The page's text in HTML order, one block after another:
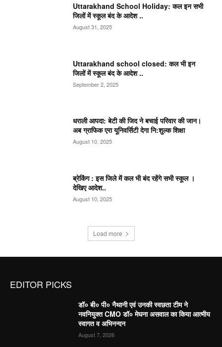
Uttarakhand School Holiday: कल इन सभी
जिलों में स्कूल बंद के आदेश ..
August 31, 2025
Uttarakhand school closed: कल भी इन
जिलों में स्कूल बंद के आदेश ..
September 2, 2025
धराली आपदा: बेटी की जिद ने बचाई परिवार की जान।
अब ग्राफिक एरा यूनिवर्सिटी देगा नि:शुल्क शिक्षा
August 10, 2025
ब्रेकिंग : इस जिले में कल भी बंद रहेंगे सभी स्कूल ।
देखिए आदेश..
August 10, 2025
Load more
EDITOR PICKS
डॉ० बी० पी० नैथानी एवं उनकी स्वछता टीम ने
नवनियुक्त CMO डॉ० मेघना असवाल का किया आत्मीय
स्वागत व अभिनन्दन
August 7, 2026